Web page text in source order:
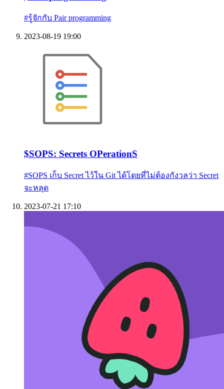
#รู้จักกับ Pair programming
2023-08-19 19:00
$SOPS: Secrets OPerationS
#SOPS เก็บ Secret ไว้ใน Git ได้โดยที่ไม่ต้องกังวลว่า Secret
จะหลุด
2023-07-21 17:10